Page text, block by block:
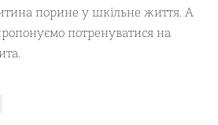
порине у шкільне життя. А
потренуватися на